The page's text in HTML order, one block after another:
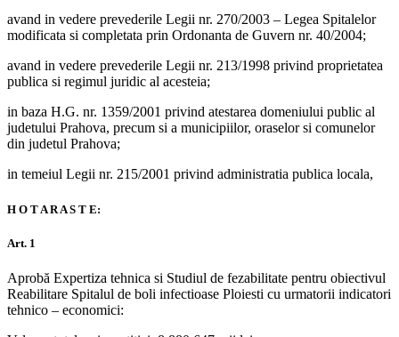
avand in vedere prevederile Legii nr. 270/2003 – Legea Spitalelor
modificata si completata prin Ordonanta de Guvern nr. 40/2004;
avand in vedere prevederile Legii nr. 213/1998 privind proprietatea
publica si regimul juridic al acesteia;
in baza H.G. nr. 1359/2001 privind atestarea domeniului public al
judetului Prahova, precum si a municipiilor, oraselor si comunelor
din judetul Prahova;
in temeiul Legii nr. 215/2001 privind administratia publica locala,
H O T A R A S T E:
Art. 1
Aprobă Expertiza tehnica si Studiul de fezabilitate pentru obiectivul
Reabilitare Spitalul de boli infectioase Ploiesti cu urmatorii indicatori
tehnico – economici: